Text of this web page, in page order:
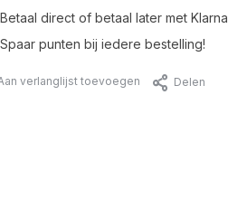
Betaal direct of betaal later met Klarna
Spaar punten bij iedere bestelling!
verlanglijst toevoegen Delen